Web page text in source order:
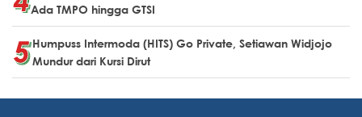
Ada TMPO hingga GTSI
Humpuss Intermoda (HITS) Go Private, Setiawan Widjojo
Mundur dari Kursi Dirut